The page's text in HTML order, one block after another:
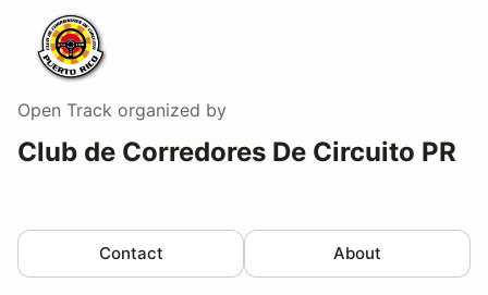
Open Track organized by
Club de Corredores De Circuito PR
Contact About